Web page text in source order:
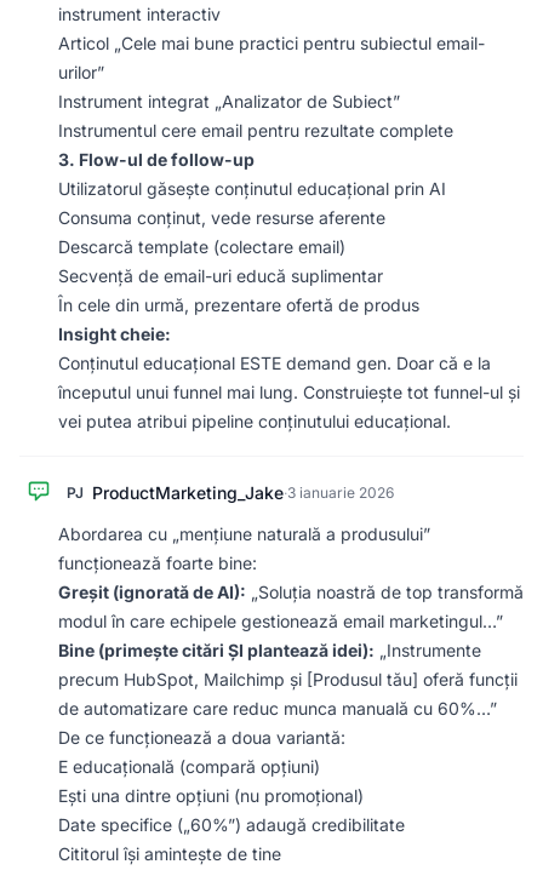
instrument interactiv
Articol „Cele mai bune practici pentru subiectul email-
urilor”
Instrument integrat „Analizator de Subiect”
Instrumentul cere email pentru rezultate complete
3. Flow-ul de follow-up
Utilizatorul găsește conținutul educațional prin AI
Consuma conținut, vede resurse aferente
Descarcă template (colectare email)
Secvență de email-uri educă suplimentar
În cele din urmă, prezentare ofertă de produs
Insight cheie:
Conținutul educațional ESTE demand gen. Doar că e la
începutul unui funnel mai lung. Construiește tot funnel-ul și
vei putea atribui pipeline conținutului educațional.
PJ ProductMarketing_Jake·3 ianuarie 2026
Abordarea cu „mențiune naturală a produsului”
funcționează foarte bine:
Greșit (ignorată de AI): „Soluția noastră de top transformă
modul în care echipele gestionează email marketingul…”
Bine (primește citări ȘI plantează idei): „Instrumente
precum HubSpot, Mailchimp și [Produsul tău] oferă funcții
de automatizare care reduc munca manuală cu 60%…”
De ce funcționează a doua variantă:
E educațională (compară opțiuni)
Ești una dintre opțiuni (nu promoțional)
Date specifice („60%”) adaugă credibilitate
Cititorul își amintește de tine